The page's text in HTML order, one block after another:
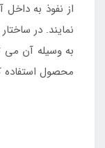
از نفوذ به
نمایند. در
به وسیله آن می
محصول استفاده